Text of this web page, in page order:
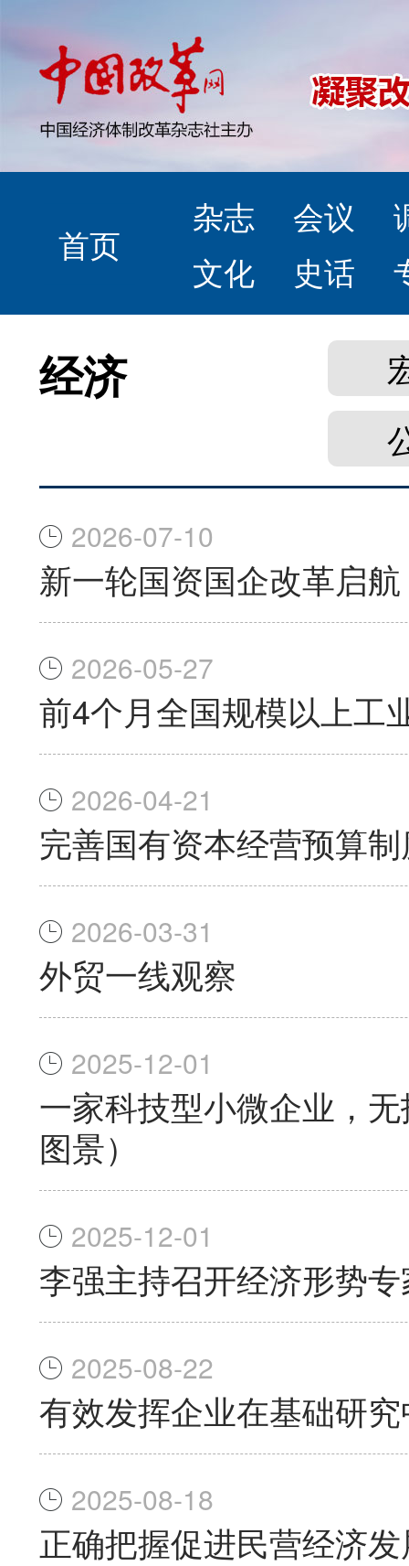
首页
杂志 会议
文化
史话
经济
2026-07-10
新一轮国资国企改革启航
2026-05-27
前4个月全国规模以上工
2026-04-21
完善国有资本经营预算
2026-03-31
外贸一线观察
2025-12-01
一家科技型小微企业，
图景）
2025-12-01
李强主持召开经济形势
2025-08-22
有效发挥企业在基础研
2025-08-18
正确把握促进民营经济